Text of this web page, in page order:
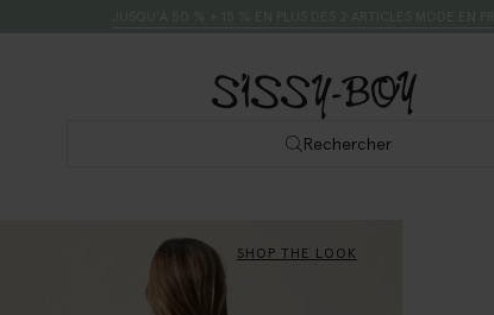
Rechercher
SHOP THE LOOK